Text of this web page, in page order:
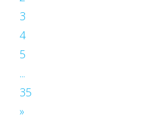
3
4
5
...
35
»